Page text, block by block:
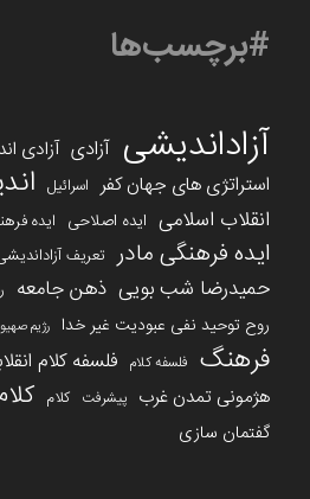
#برچسب‌ها
آزاداندیشی آزادی آزادی
استراتژی های جهان کفر اسرائیل
انقلاب اسلامی ایده اصلاحی ایده
ایده فرهنگی مادر تعریف
حمیدرضا شب بویی ذهن جامعه
روح توحید نفی عبودیت غیر خدا رژیم
فرهنگ فلسفه کلام فلسفه کلام
هژمونی تمدن غرب پیشرفت کلام
گفتمان سازی